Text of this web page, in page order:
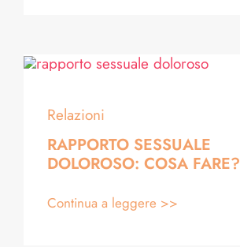
Relazioni
RAPPORTO SESSUALE
DOLOROSO: COSA FARE?
Continua a leggere >>